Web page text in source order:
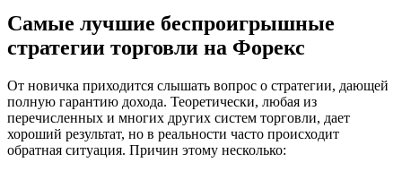
Самые лучшие беспроигрышные
стратегии торговли на Форекс
От новичка приходится слышать вопрос о стратегии, дающей
полную гарантию дохода. Теоретически, любая из
перечисленных и многих других систем торговли, дает
хороший результат, но в реальности часто происходит
обратная ситуация. Причин этому несколько: